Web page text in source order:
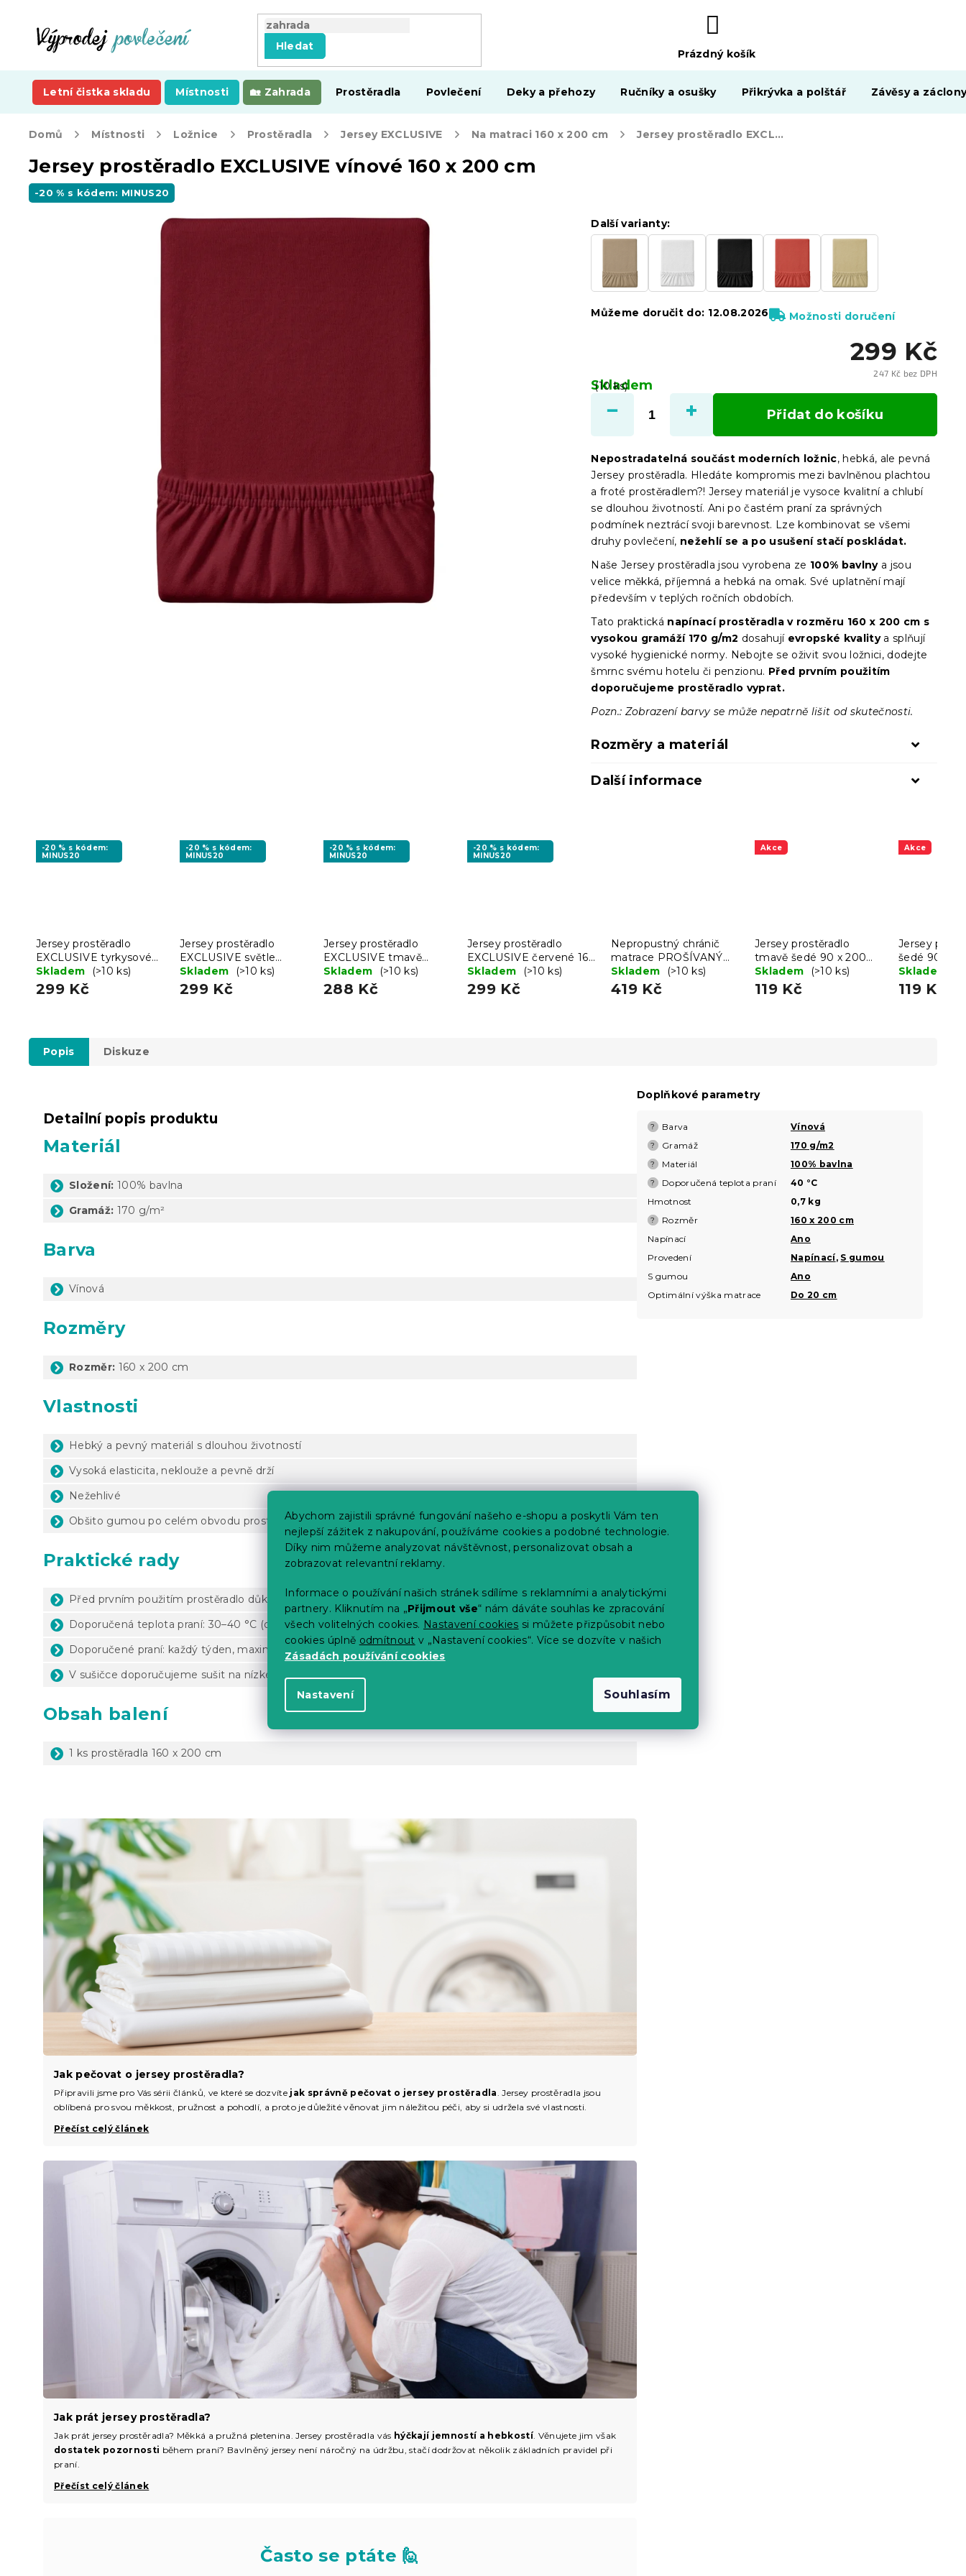
Abychom zajistili správné fungování našeho e-shopu a poskytli Vám ten
nejlepší zážitek z nakupování, používáme cookies a podobné technologie.
Díky nim můžeme analyzovat návštěvnost, personalizovat obsah a
zobrazovat relevantní reklamy.
Informace o používání našich stránek sdílíme s reklamními a analytickými
partnery. Kliknutím na „Přijmout vše“ nám dáváte souhlas ke zpracování
všech volitelných cookies. Nastavení cookies si můžete přizpůsobit nebo
cookies úplně odmítnout v „Nastavení cookies“. Více se dozvíte v našich
Zásadách používání cookies
Nastavení Souhlasím
Hledat
NÁKUPNÍ
KOŠÍK
Prázdný košík
Letní čistka skladu Místnosti Zahrada Prostěradla Povlečení Deky a přehozy Ručníky a osušky Přikrývka a polštář Závěsy a
Domů Místnosti Ložnice Prostěradla Jersey EXCLUSIVE Na matraci 160 x 200 cm Jersey prostěradlo EXCLUSIVE vínové 160 x 200 cm
Jersey prostěradlo EXCLUSIVE vínové 160 x 200 cm
-20 % s kódem: MINUS20
299 Kč
247 Kč bez DPH
cena:
Skladem
(10 ks)
Další varianty:
Můžeme doručit do: 12.08.2026 Možnosti doručení
Přidat do košíku
Nepostradatelná součást moderních ložnic, hebká, ale pevná
Jersey prostěradla. Hledáte kompromis mezi bavlněnou plachtou
a froté prostěradlem?! Jersey materiál je vysoce kvalitní a chlubí
se dlouhou životností. Ani po častém praní za správných
podmínek neztrácí svoji barevnost. Lze kombinovat se všemi
druhy povlečení, nežehlí se a po usušení stačí poskládat.
Naše Jersey prostěradla jsou vyrobena ze 100% bavlnya jsou
velice měkká, příjemná a hebká na omak. Své uplatnění mají
především v teplých ročních obdobích.
Tato praktická napínací prostěradla v rozměru 160 x 200 cm s
vysokou gramáží 170 g/m2 dosahujíevropské kvalitya splňují
vysoké hygienické normy. Nebojte se oživit svou ložnici, dodejte
šmrnc svému hotelu či penzionu. Před prvním použitím
doporučujeme prostěradlo vyprat.
Pozn.: Zobrazení barvy se může nepatrně lišit od skutečnosti.
Rozměry a materiál
Další informace
-20 % s kódem:
MINUS20
Jersey prostěradlo
EXCLUSIVE tyrkysové
160 x 200 cm
Skladem (>10 ks)
299 Kč
-20 % s kódem:
MINUS20
Jersey prostěradlo
EXCLUSIVE světle
fialové 160 x 200 cm
Skladem (>10 ks)
299 Kč
-20 % s kódem:
MINUS20
Jersey prostěradlo
EXCLUSIVE tmavě
hnědé 160 x 200 cm
Skladem (>10 ks)
288 Kč
-20 % s kódem:
MINUS20
Jersey prostěradlo
EXCLUSIVE červené 160
x 200 cm
Skladem (>10 ks)
299 Kč
Nepropustný chránič
matrace PROŠÍVANÝ
160 x 200 cm
Skladem (>10 ks)
419 Kč
Akce
Jersey prostěradlo
tmavě šedé 90 x 200
cm
Skladem (>10 ks)
119 Kč
Akce
Jersey
šedé 90 x
Skladem
119 Kč
Popis Diskuze
Detailní popis produktu
Materiál
Složení: 100% bavlna
Gramáž: 170 g/m²
Barva
Vínová
Rozměry
Rozměr: 160 x 200 cm
Vlastnosti
Hebký a pevný materiál s dlouhou životností
Vysoká elasticita, neklouže a pevně drží
Nežehlivé
Obšito gumou po celém obvodu prostěradla
Praktické rady
Před prvním použitím prostěradlo důkladně vyperte
Doporučená teplota praní: 30–40 °C (dle štítku výrobce)
Doporučené praní: každý týden, maximálně 1x za 14 dní
V sušičce doporučujeme sušit na nízké teploty
Obsah balení
1 ks prostěradla 160 x 200 cm
Jak prát jersey prostěradla?
Jak prát jersey prostěradla? Měkká a pružná pletenina. Jersey prostěradla vás hýčkají jemností a hebkostí. Věnujete jim však
dostatek pozornosti během praní? Bavlněný jersey není náročný na údržbu, stačí dodržovat několik základních pravidel při
praní.
Přečíst celý článek
Jak pečovat o jersey prostěradla?
Připravili jsme pro Vás sérii článků, ve které se dozvíte jak správně pečovat o jersey prostěradla. Jersey prostěradla jsou
oblíbená pro svou měkkost, pružnost a pohodlí, a proto je důležité věnovat jim náležitou péči, aby si udržela své vlastnosti.
Přečíst celý článek
Často se ptáte 🙋
Doplňkové parametry
? Barva Vínová
? Gramáž 170 g/m2
? Materiál 100% bavlna
? Doporučená teplota praní
40 °C
Hmotnost
0,7 kg
? Rozměr
160 x 200 cm
Napínací
Ano
Provedení
Napínací, S gumou
S gumou
Ano
Optimální výška matrace
Do 20 cm